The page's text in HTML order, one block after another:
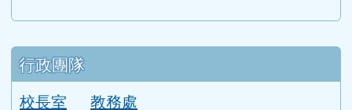
行政團隊
校長室
教務處